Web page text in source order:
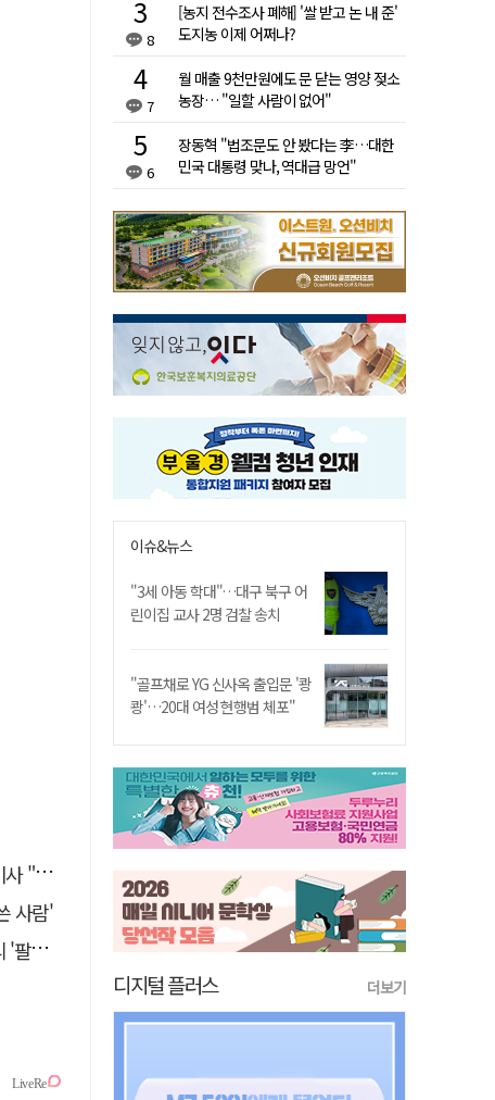
일상화"
사람'
최
8
[농지 전수조사 폐해] '쌀 받고 논 내 준'
도지농 이제 어쩌나?
7
월 매출 9천만원에도 문 닫는 영양 젖소
농장… "일할 사람이 없어"
6
장동혁 "법조문도 안 봤다는 李…대한
민국 대통령 맞나, 역대급 망언"
이슈&뉴스
"3세 아동 학대"…대구 북구 어
린이집 교사 2명 검찰 송치
"골프채로 YG 신사옥 출입문 '쾅
쾅'…20대 여성 현행범 체포"
디지털 플러스 더보기